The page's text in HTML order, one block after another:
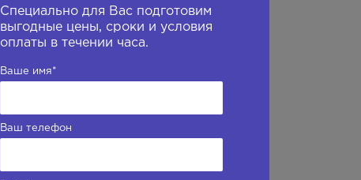
Специально для Вас подготовим
выгодные цены, сроки и условия
оплаты в течении часа.
Ваше имя*
Ваш телефон